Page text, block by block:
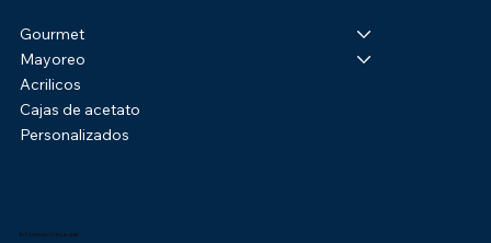
Gourmet
Mayoreo
Acrilicos
Cajas de acetato
Personalizados
Información Legal